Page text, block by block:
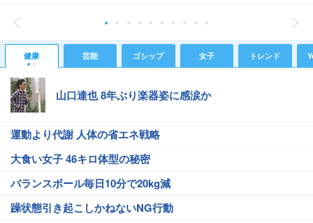
健康 芸能 ゴシップ 女子 トレンド
山口達也 8年ぶり楽器姿に感涙か
運動より代謝 人体の省エネ戦略
大食い女子 46キロ体型の秘密
バランスボール毎日10分で20kg減
躁状態引き起こしかねないNG行動